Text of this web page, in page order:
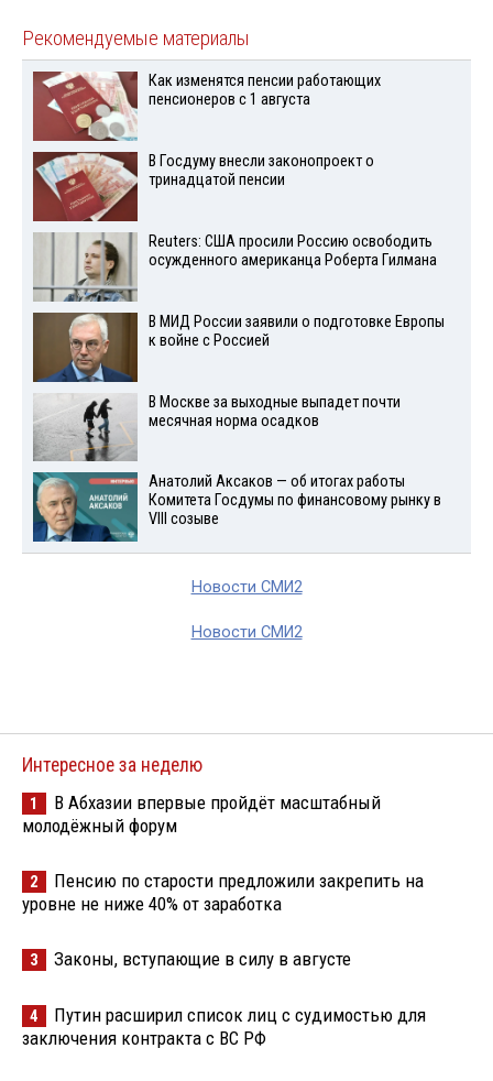
Рекомендуемые материалы
Как изменятся пенсии работающих
пенсионеров с 1 августа
В Госдуму внесли законопроект о
тринадцатой пенсии
Reuters: США просили Россию освободить
осужденного американца Роберта Гилмана
В МИД России заявили о подготовке Европы
к войне с Россией
В Москве за выходные выпадет почти
месячная норма осадков
Анатолий Аксаков — об итогах работы
Комитета Госдумы по финансовому рынку в
VIII созыве
Новости СМИ2
Новости СМИ2
Интересное за неделю
1
В Абхазии впервые пройдёт масштабный
молодёжный форум
2
Пенсию по старости предложили закрепить на
уровне не ниже 40% от заработка
3 Законы, вступающие в силу в августе
4
Путин расширил список лиц с судимостью для
заключения контракта с ВС РФ